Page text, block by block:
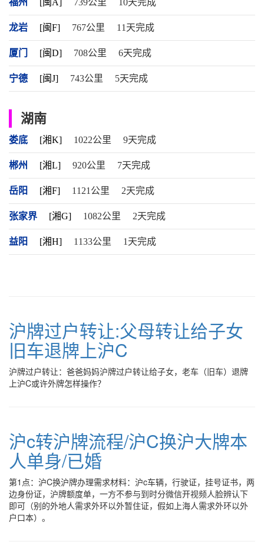
福州 [闽A] 739公里 10天完成
龙岩 [闽F] 767公里 11天完成
厦门 [闽D] 708公里 6天完成
宁德 [闽J] 743公里 5天完成
湖南
娄底 [湘K] 1022公里 9天完成
郴州 [湘L] 920公里 7天完成
岳阳 [湘F] 1121公里 2天完成
张家界 [湘G] 1082公里 2天完成
益阳 [湘H] 1133公里 1天完成
沪牌过户转让:父母转让给子女
旧车退牌上沪C
沪牌过户转让：爸爸妈妈沪牌过户转让给子女，老车（旧车）退牌
上沪C或许外牌怎样操作？
沪c转沪牌流程/沪C换沪大牌本
人单身/已婚
第1点：沪C换沪牌办理需求材料：沪c车辆，行驶证，挂号证书，两
边身份证，沪牌额度单，一方不参与到时分微信开视频人脸辨认下
即可（别的外地人需求外环以外暂住证，假如上海人需求外环以外
户口本）。